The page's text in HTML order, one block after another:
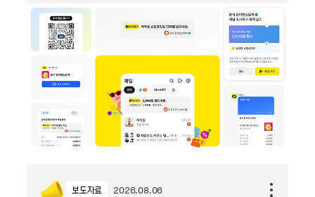
보도자료 2026.08.06